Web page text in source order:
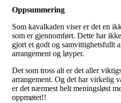
Oppsummering
Som kavalkaden viser er det en
som er gjennomført. Dette har
gjort et godt og samvittighetsfullt
arrangement og løyper.
Det som tross alt er det aller
arrangement. Og det har virkelig
er det nærmest helt meningsløst
oppmøtet!!